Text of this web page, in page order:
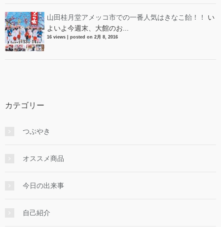
山田桂月堂アメッコ市での一番人気はきなこ飴！！
い
よいよ今週末、大館のお...
16 views posted on 2月 8, 2016
カテゴリー
つぶやき
オススメ商品
今日の出来事
自己紹介